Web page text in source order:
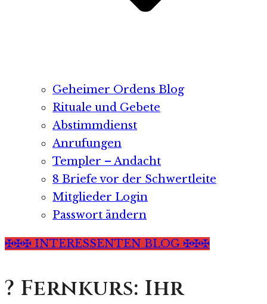
Geheimer Ordens Blog
Rituale und Gebete
Abstimmdienst
Anrufungen
Templer – Andacht
8 Briefe vor der Schwertleite
Mitglieder Login
Passwort ändern
✠✠✠ INTERESSENTEN BLOG ✠✠✠
? Fernkurs: Ihr